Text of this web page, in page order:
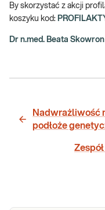
By skorzystać z akcji
koszyku kod:
Dr n.med. Beata Skowron
Nadwrażliwość
podłoże